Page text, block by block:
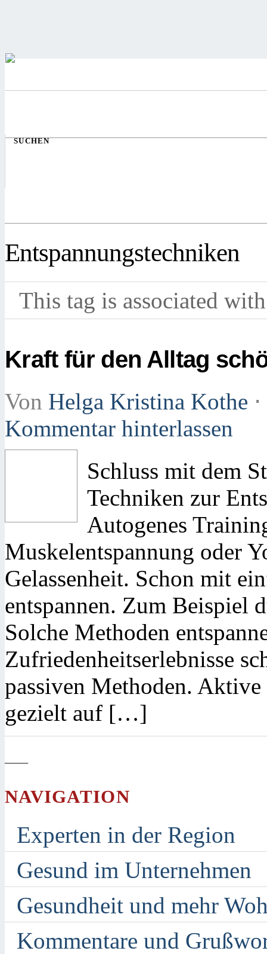
SUCHEN
Entspannungstechniken
This tag is associated
Kraft für den Alltag
Von Helga Kristina Kothe ⋅
Kommentar hinterlassen
Schluss mit dem
Techniken zur
Autogenes
Muskelentspannung oder
Gelassenheit. Schon mit
entspannen. Zum Beispiel
Solche Methoden
Zufriedenheitserlebnisse
passiven Methoden.
gezielt auf […]
—
NAVIGATION
Experten in der Region
Gesund im Unternehmen
Gesundheit und mehr
Kommentare und